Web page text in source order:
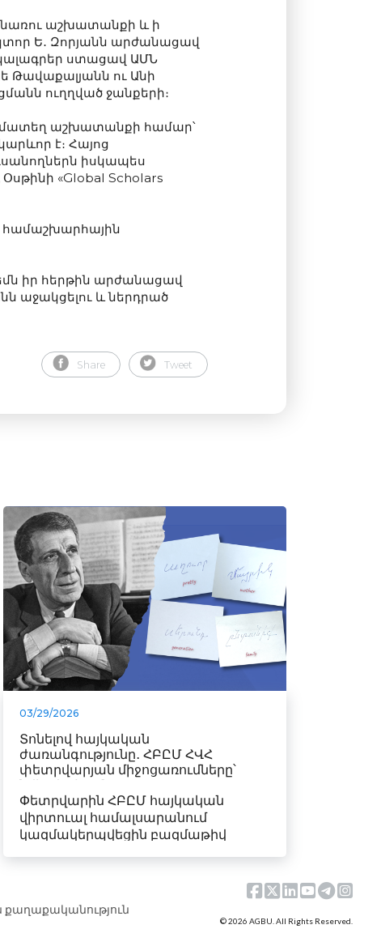
աշխատանքի և ի
Ե․ Զորյանն արժանացավ
ստացավ ԱՄՆ
Թավաքալյանն ու Անի
ուղղված ջանքերի։
աշխատանքի համար՝
է։ Հայոց
իսկապես
«Global Scholars
համաշխարհային
իր հերթին արժանացավ
աջակցելու և ներդրած
Share Tweet
03/29/2026
Տոնելով հայկական
ժառանգությունը․ ՀԲԸՄ ՀՎՀ
փետրվարյան միջոցառումները՝
նվիրված Առնո Բաբ...
Փետրվարին ՀԲԸՄ հայկական
վիրտուալ համալսարանում
կազմակերպվեցին բազմաթիվ
© 2026 AGBU. All Rights Reserved.